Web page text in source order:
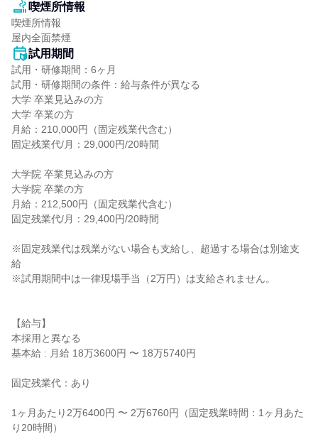
喫煙所情報
喫煙所情報
屋内全面禁煙
試用期間
試用・研修期間：6ヶ月
試用・研修期間の条件：給与条件が異なる
大学 卒業見込みの方
大学 卒業の方
月給：210,000円（固定残業代含む）
固定残業代/月：29,000円/20時間
大学院 卒業見込みの方
大学院 卒業の方
月給：212,500円（固定残業代含む）
固定残業代/月：29,400円/20時間
※固定残業代は残業がない場合も支給し、超過する場合は別途支
給
※試用期間中は一律現場手当（2万円）は支給されません。
【給与】
本採用と異なる
基本給 : 月給 18万3600円 〜 18万5740円
固定残業代：あり
1ヶ月あたり2万6400円 〜 2万6760円（固定残業時間：1ヶ月あた
り20時間）